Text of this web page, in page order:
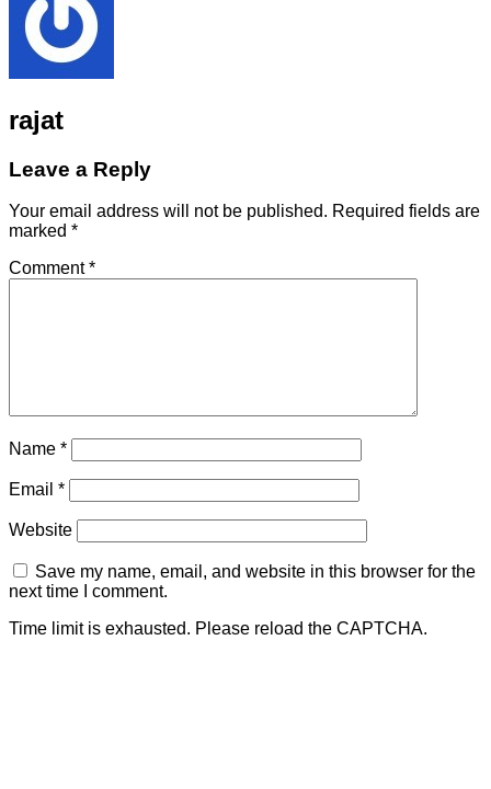
rajat
Leave a Reply
Your email address will not be published. Required fields are
marked *
Comment*
Name *
Email *
Website
Save my name, email, and website in this browser for the
next time I comment.
Time limit is exhausted. Please reload the CAPTCHA.